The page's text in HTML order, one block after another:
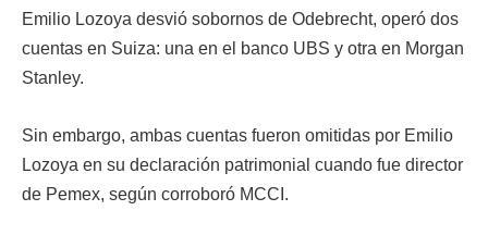
Emilio Lozoya desvió sobornos de Odebrecht, operó dos
cuentas en Suiza: una en el banco UBS y otra en Morgan
Stanley.
Sin embargo, ambas cuentas fueron omitidas por Emilio
Lozoya en su declaración patrimonial cuando fue director
de Pemex, según corroboró MCCI.